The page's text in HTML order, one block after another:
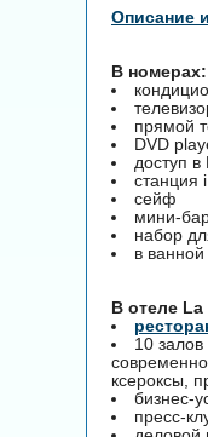
Описание
В номерах:
прямой
DVD
доступ в
станция
сейф
мини-
набор
в
B отеле
10
ксероксы,
бизнес-
пресс-